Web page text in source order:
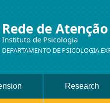
Rede de
Instituto de Psicologia
DEPARTAMENTO DE PSICOLOGIA
Research